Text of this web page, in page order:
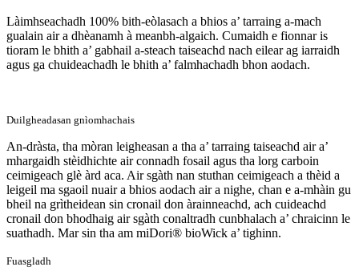
Làimhseachadh 100% bith-eòlasach a bhios a’ tarraing a-mach
gualain air a dhèanamh à meanbh-algaich. Cumaidh e fionnar is
tioram le bhith a’ gabhail a-steach taiseachd nach eilear ag iarraidh
agus ga chuideachadh le bhith a’ falmhachadh bhon aodach.
Duilgheadasan gnìomhachais
An-dràsta, tha mòran leigheasan a tha a’ tarraing taiseachd air a’
mhargaidh stèidhichte air connadh fosail agus tha lorg carboin
ceimigeach glè àrd aca. Air sgàth nan stuthan ceimigeach a thèid a
leigeil ma sgaoil nuair a bhios aodach air a nighe, chan e a-mhàin gu
bheil na grìtheidean sin cronail don àrainneachd, ach cuideachd
cronail don bhodhaig air sgàth conaltradh cunbhalach a’ chraicinn le
suathadh. Mar sin tha am miDori® bioWick a’ tighinn.
Fuasgladh